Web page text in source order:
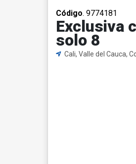
Código. 9774181
Exclusiva
solo 8
Cali, Valle del Cauca,